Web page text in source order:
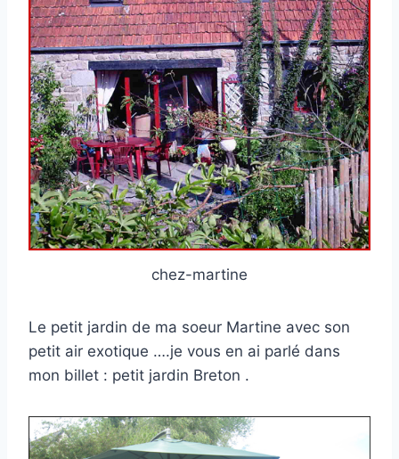
chez-martine
Le petit jardin de ma soeur Martine avec son
petit air exotique ….je vous en ai parlé dans
mon billet : petit jardin Breton .